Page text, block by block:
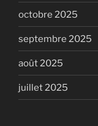
octobre 2025
septembre 2025
août 2025
juillet 2025